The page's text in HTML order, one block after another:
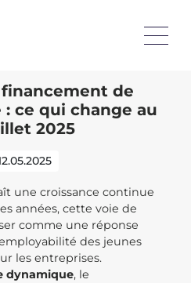
de
: ce qui change au
2025
une croissance continue
années, cette voie de
comme une réponse
des jeunes
les entreprises.
dynamique, le